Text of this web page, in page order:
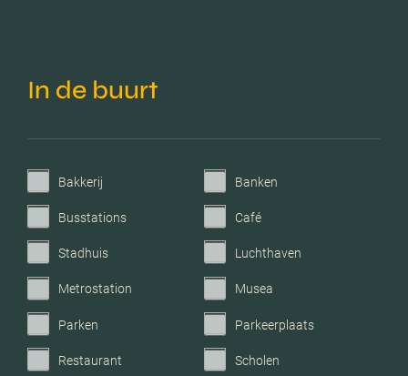
Garage
In de buurt
Bakkerij Banken
Busstations Café
Stadhuis Luchthaven
Metrostation Musea
Parken Parkeerplaats
Restaurant Scholen